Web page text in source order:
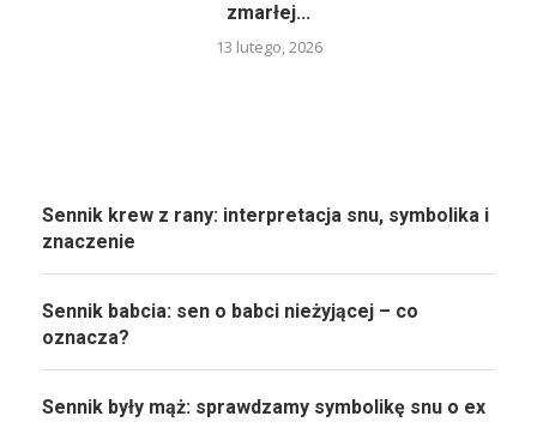
zmarłej...
13 lutego, 2026
Sennik krew z rany: interpretacja snu, symbolika i
znaczenie
Sennik babcia: sen o babci nieżyjącej – co
oznacza?
Sennik były mąż: sprawdzamy symbolikę snu o ex